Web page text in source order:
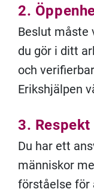
2.
Beslut måste
du gör i ditt
och
Erikshjälpen
3. Respekt
Du har ett
människor
förståelse för